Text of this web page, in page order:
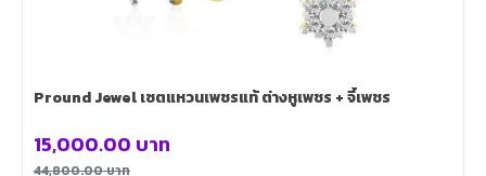
Pround Jewel เซตแหวนเพชรแท้ ต่างหูเพชร + จี้เพชร
44,800.00บาท
15,000.00 บาท